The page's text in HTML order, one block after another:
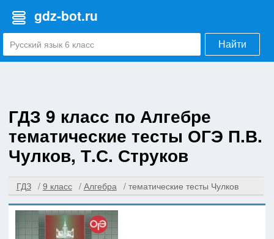
gdz-bot.ru
Найти
ГДЗ 9 класс по Алгебре
тематические тесты ОГЭ П.В.
Чулков, Т.С. Струков
ГДЗ 9 класс Алгебра тематические тесты Чулков